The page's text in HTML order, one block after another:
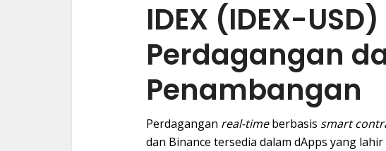
IDEX (IDEX-
Perdagangan
Penambangan
Perdagangan real-timeberbasis smart
dan Binance tersedia dalam dApps yang